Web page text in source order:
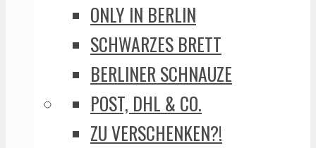
ONLY IN BERLIN
SCHWARZES BRETT
BERLINER SCHNAUZE
POST, DHL & CO.
ZU VERSCHENKEN?!